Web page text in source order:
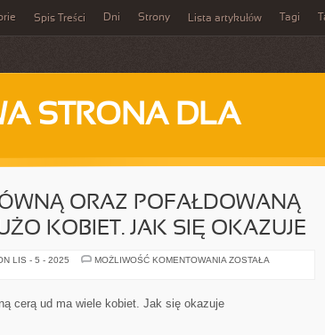
Spis Treści Dni Strony Lista artykułów Tagi
STRONA DLA
ORAZ POFAŁDOWANĄ
KOBIET. JAK SIĘ OKAZUJE
LIS - 5 - 2025 MOŻLIWOŚĆ KOMENTOWANIA PROBLEM
ZOSTAŁA
cerą ud ma wiele kobiet. Jak się okazuje